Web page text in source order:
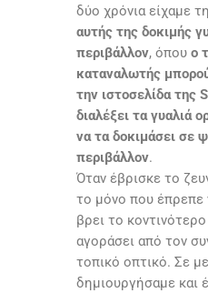
δύο χρόνια είχαμε τη
αυτής της δοκιμής
περιβάλλον, όπου ο
καταναλωτής
την ιστοσελίδα της
διαλέξει τα γυαλιά
να τα δοκιμάσει σε
περιβάλλον.
Όταν έβρισκε το
το μόνο που έπρεπε
βρει το
αγοράσει από τον
τοπικό οπτικό. Σε
δημιουργήσαμε και